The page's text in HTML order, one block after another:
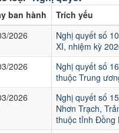
ban hành
Trích yếu
2026
Nghị quyết số
XI, nhiệm kỳ
2026
Nghị quyết số
thuộc Trung
2026
Nghị quyết số
Nhơn Trạch,
thuộc tỉnh Đồng